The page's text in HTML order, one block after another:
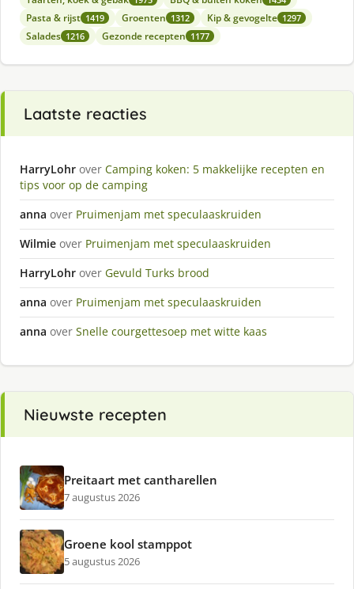
Pasta & rijst 1419 Groenten 1312 Kip & gevogelte 1297
Salades 1216 Gezonde recepten 1177
Laatste reacties
HarryLohr over Camping koken: 5 makkelijke recepten en
tips voor op de camping
anna over Pruimenjam met speculaaskruiden
Wilmie over Pruimenjam met speculaaskruiden
HarryLohr over Gevuld Turks brood
anna over Pruimenjam met speculaaskruiden
anna over Snelle courgettesoep met witte kaas
Nieuwste recepten
Preitaart met cantharellen
7 augustus 2026
Groene kool stamppot
5 augustus 2026